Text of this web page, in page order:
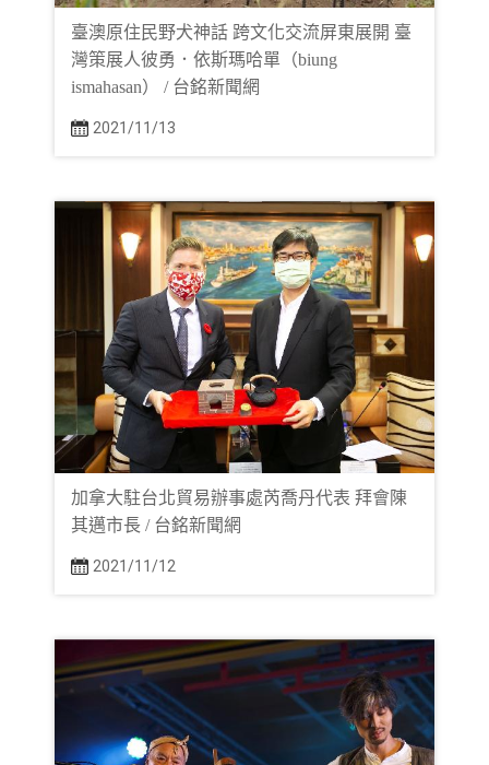
臺澳原住民野犬神話 跨文化交流屏東展開 臺
灣策展人彼勇．依斯瑪哈單（biung
ismahasan） / 台銘新聞網
2021/11/13
加拿大駐台北貿易辦事處芮喬丹代表 拜會陳
其邁市長 / 台銘新聞網
2021/11/12